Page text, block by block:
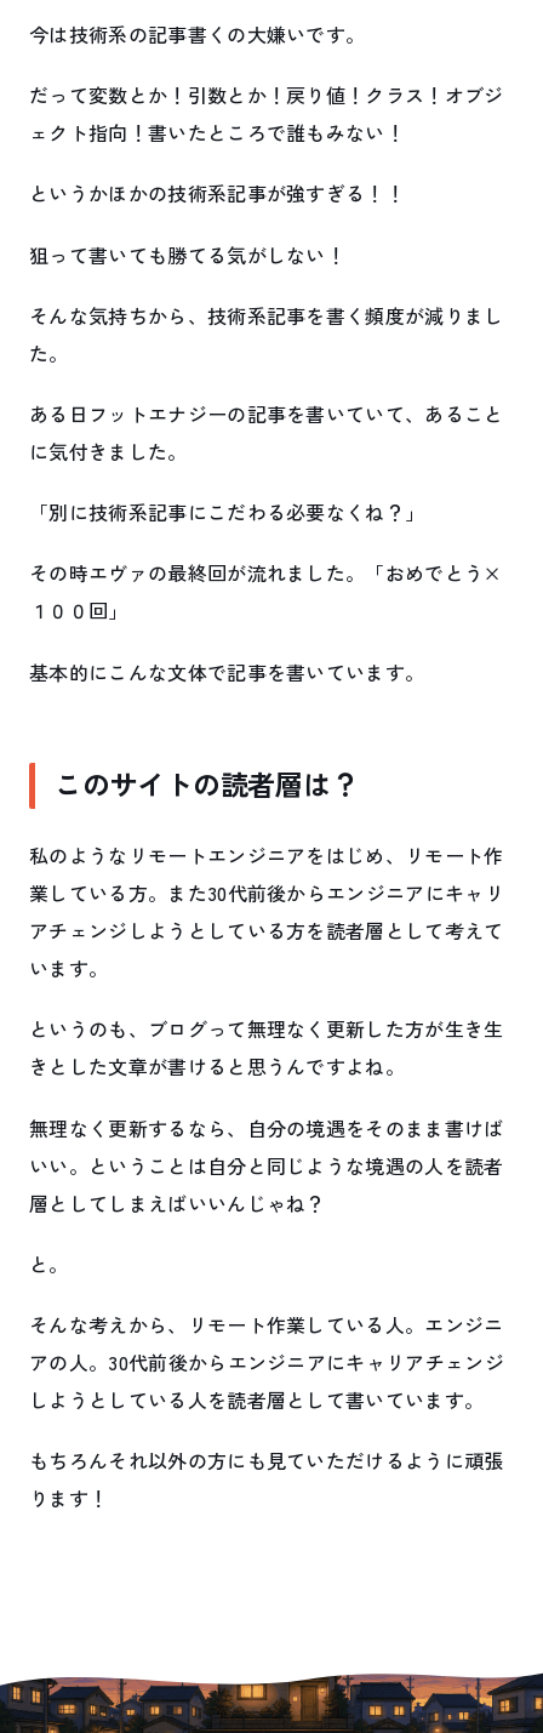
今は技術系の記事書くの大嫌いです。
だって変数とか！引数とか！戻り値！クラス！オブジ
ェクト指向！書いたところで誰もみない！
というかほかの技術系記事が強すぎる！！
狙って書いても勝てる気がしない！
そんな気持ちから、技術系記事を書く頻度が減りまし
た。
ある日フットエナジーの記事を書いていて、あること
に気付きました。
「別に技術系記事にこだわる必要なくね？」
その時エヴァの最終回が流れました。「おめでとう×
１００回」
基本的にこんな文体で記事を書いています。
このサイトの読者層は？
私のようなリモートエンジニアをはじめ、リモート作
業している方。また30代前後からエンジニアにキャリ
アチェンジしようとしている方を読者層として考えて
います。
というのも、ブログって無理なく更新した方が生き生
きとした文章が書けると思うんですよね。
無理なく更新するなら、自分の境遇をそのまま書けば
いい。ということは自分と同じような境遇の人を読者
層としてしまえばいいんじゃね？
と。
そんな考えから、リモート作業している人。エンジニ
アの人。30代前後からエンジニアにキャリアチェンジ
しようとしている人を読者層として書いています。
もちろんそれ以外の方にも見ていただけるように頑張
ります！